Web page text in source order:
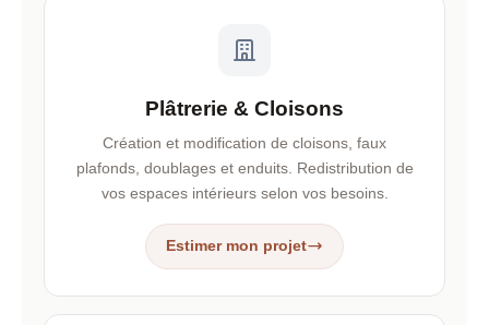
Plâtrerie & Cloisons
Création et modification de cloisons, faux
plafonds, doublages et enduits. Redistribution de
vos espaces intérieurs selon vos besoins.
Estimer mon projet